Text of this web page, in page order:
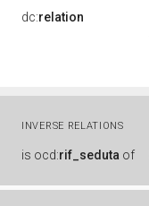
dc:relation
INVERSE RELATIONS
is ocd:rif_seduta of